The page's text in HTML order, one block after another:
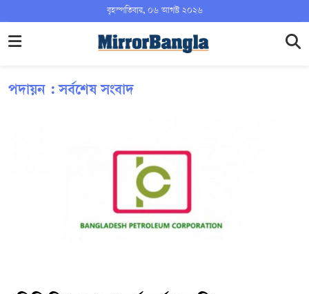
বৃহস্পতিবার, ০৬ আগস্ট ২০২৬
পদায়ন : সর্বশেষ সংবাদ